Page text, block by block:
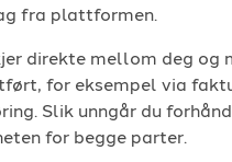
fra plattformen.
direkte mellom deg og
for eksempel via
Slik unngår du
for begge parter.